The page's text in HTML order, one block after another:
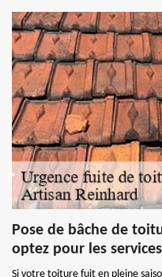
Pose de bâche de
optez pour les
Si votre toiture fuit en pleine